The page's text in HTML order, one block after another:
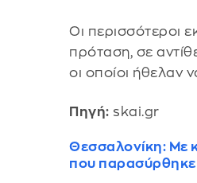
Οι περισσότεροι
πρόταση, σε
οι οποίοι ήθελαν
Πηγή: skai.gr
Θεσσαλονίκη: Με
που παρασύρθηκε